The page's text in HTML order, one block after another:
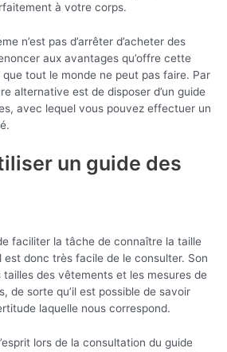
à votre corps.
n’est pas d’arrêter d’acheter des
aux avantages qu’offre cette
tout le monde ne peut pas faire. Par
alternative est de disposer d’un guide
avec lequel vous pouvez effectuer un
un guide des
faciliter la tâche de connaître la taille
est donc très facile de le consulter. Son
des vêtements et les mesures de
de sorte qu’il est possible de savoir
laquelle nous correspond.
lors de la consultation du guide